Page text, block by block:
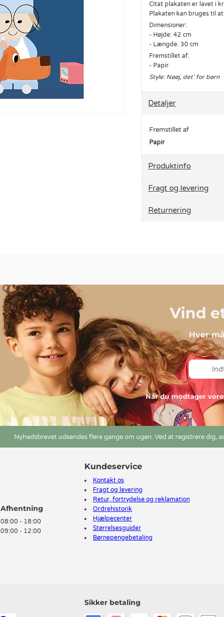
Citat plakaten er lavet i
Plakaten kan bruges til
Dimensioner:
- Højde: 42 cm
- Længde: 30 cm
Fremstillet af:
- Papir
Style: Nøøj, det' for børn
Detaljer
Fremstillet af
Papir
Produktinfo
Fragt og levering
Returnering
Vind
Hver
Når du modtager
Nyhedsbrevet udsendes flere gange om ugen. Ved at registrere dig,
08:00 - 18:00
09:00 - 12:00
Kundeservice
Kontakt os
Fragt og levering
Retur, fortrydelse og reklamation
Ordrehistorik
Hjælpecenter
Størrelsesguider
Børnepengebetaling
Sikker betaling